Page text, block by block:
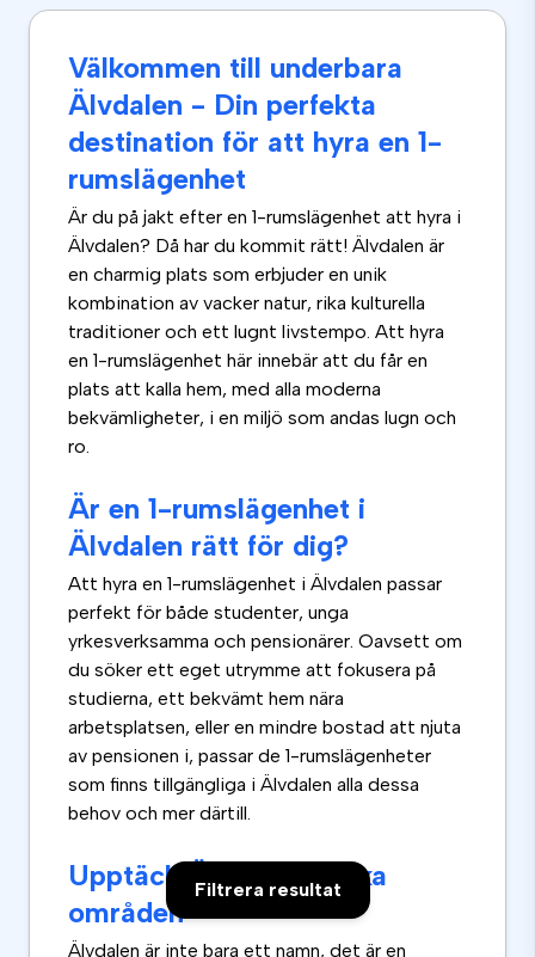
Filtrera resultat
Välkommen till underbara
Älvdalen - Din perfekta
destination för att hyra en 1-
rumslägenhet
Är du på jakt efter en 1-rumslägenhet att hyra i
Älvdalen? Då har du kommit rätt! Älvdalen är
en charmig plats som erbjuder en unik
kombination av vacker natur, rika kulturella
traditioner och ett lugnt livstempo. Att hyra
en 1-rumslägenhet här innebär att du får en
plats att kalla hem, med alla moderna
bekvämligheter, i en miljö som andas lugn och
ro.
Är en 1-rumslägenhet i
Älvdalen rätt för dig?
Att hyra en 1-rumslägenhet i Älvdalen passar
perfekt för både studenter, unga
yrkesverksamma och pensionärer. Oavsett om
du söker ett eget utrymme att fokusera på
studierna, ett bekvämt hem nära
arbetsplatsen, eller en mindre bostad att njuta
av pensionen i, passar de 1-rumslägenheter
som finns tillgängliga i Älvdalen alla dessa
behov och mer därtill.
Upptäck Älvdalens olika
områden
Älvdalen är inte bara ett namn, det är en